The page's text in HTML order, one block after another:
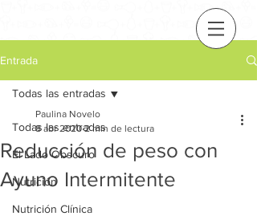
Entrada
Todas las entradas
El Lado Obscuro
Nutrición
Nutrición Clínica
Todas las entradas
Reducción de peso con
Ayuno Intermitente
Paulina Novelo
8 abr 2020 2 min de lectura